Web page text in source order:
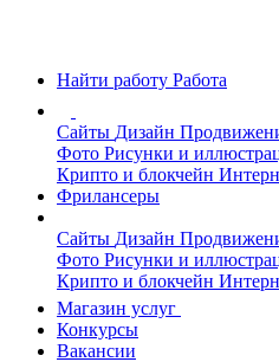
Найти работу Работа
Сайты Дизайн
Фото Рисунки и
Крипто и блокчейн
Фрилансеры
Сайты Дизайн
Фото Рисунки и
Крипто и блокчейн
Магазин услуг
Конкурсы
Вакансии